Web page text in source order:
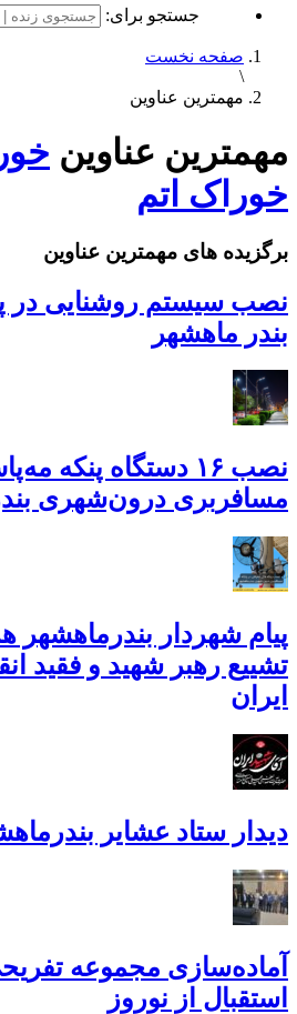
جستجو برای:
صفحه نخست
\
مهمترین عناوین
مهمترین عناوین
خوراک اتم
برگزیده های مهمترین عناوین
نصب سیستم روشنایی در
بندر ماهشهر
نصب ۱۶ دستگاه پنکه
مسافربری درون‌شهری
پیام شهردار بندرماهشهر
تشییع رهبر شهید و فقید
ایران
دیدار ستاد عشایر
آماده‌سازی مجموعه
استقبال از نوروز